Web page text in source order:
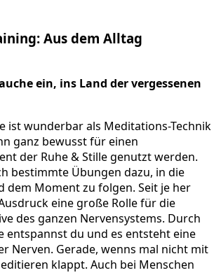
Aus dem Alltag
ein, ins Land der vergessenen
ist wunderbar als Meditations-Technik
ganz bewusst für einen
der Ruhe & Stille genutzt werden.
bestimmte Übungen dazu, in die
dem Moment zu folgen. Seit je her
eine große Rolle für die
des ganzen Nervensystems. Durch
entspannst du und es entsteht eine
Nerven. Gerade, wenns mal nicht mit
klappt. Auch bei Menschen